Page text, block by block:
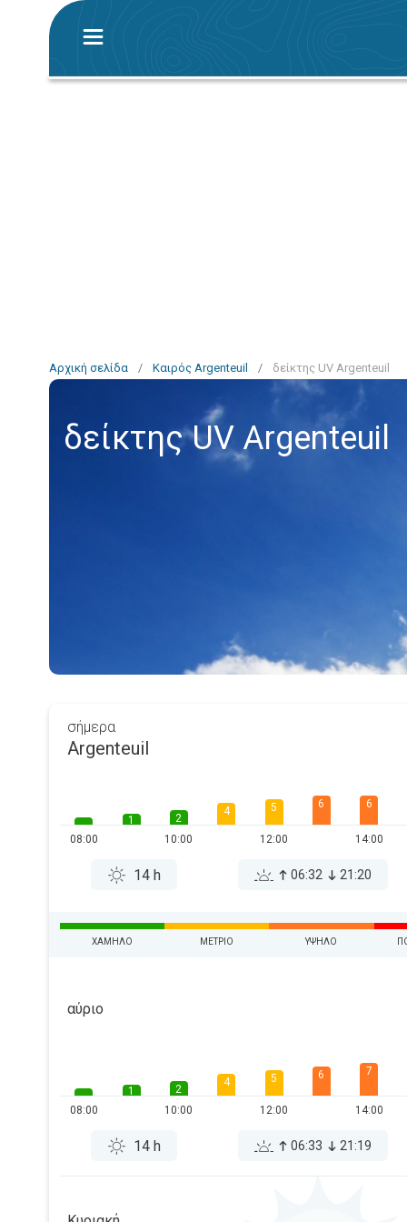
Αρχική σελίδα / Καιρός Argenteuil / δείκτης UV Argenteuil
δείκτης UV Argenteuil
σήμερα
Argenteuil
08:00
1
2
10:00
4 5
12:00
6 6
14:00
14 h 06:32 21:20
ΧΑΜΗΛΌ ΜΈΤΡΙΟ ΥΨΗΛΌ
αύριο
08:00
1
2
10:00
4 5
12:00
6 7
14:00
14 h 06:33 21:19